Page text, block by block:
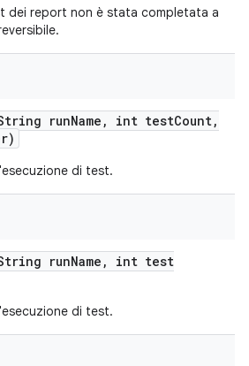
dei report non è stata completata a
runName , int testCount,
di test.
runName ,
int test
di test.